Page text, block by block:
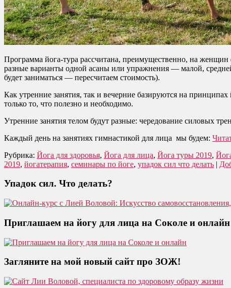
Программа йога-тура рассчитана, преимущественно, на
разные варианты одной асаны или упражнения — малой,
будет заниматься — пересчитаем стоимость).
Как утренние занятия, так и вечерние базируются на
только то, что полезно и необходимо.
Утренние занятия телом будут разные: чередование силовых
Каждый день на занятиях гимнастикой для лица мы будем:
Рубрика: Йога для здоровья, Йога для лица, Йога туры 2019,
2019, йогатерапия, семинары по йоге, упадок сил что делать |
Упадок сил. Что делать?
Приглашаем на йогу для лица на Соколе и онлайн
Загляните на мой новый сайт про ЗОЖ!